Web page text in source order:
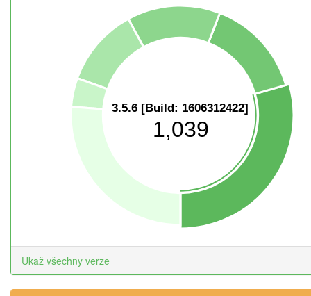
3.5.6 [Build: 1606312422]
1,039
Ukaž všechny verze